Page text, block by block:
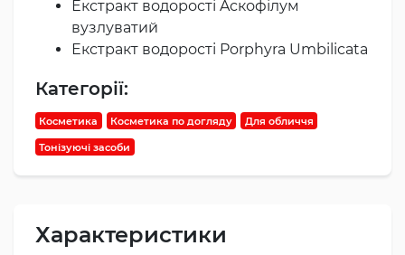
Екстракт водорості Aскофілум
вузлуватий
Екстракт водорості Porphyra Umbilicata
Категорії:
Косметика Косметика по догляду Для обличчя
Тонізуючі засоби
Характеристики